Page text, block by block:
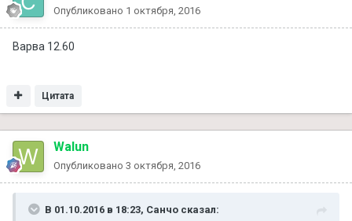
Опубликовано 1 октября, 2016
Варва 12.60
Цитата
Walun
Опубликовано 3 октября, 2016
В 01.10.2016 в 18:23, Санчо сказал: